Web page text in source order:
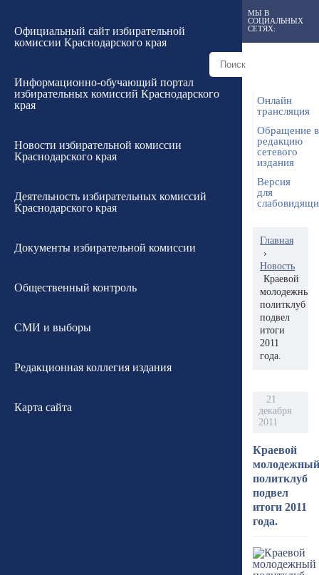
Официальный сайт избирательной
комиссии Краснодарского края
Информационно-обучающий портал
избирательных комиссий Краснодарского
края
Новости избирательной комиссии
Краснодарского края
Деятельность избирательных комиссий
Краснодарского края
Документы избирательной комиссии
Общественный контроль
СМИ и выборы
Редакционная коллегия издания
Карта сайта
МЫ В
СОЦИАЛЬНЫХ
СЕТЯХ:
Онлайн
трансляция
Обращение в
редакцию
сетевого
издания
Версия
для
Главная
›
Новость
Краевой
молодежный
политклуб
подвел
итоги
2011
года.
21
декабря
2011
Краевой
молодежный
политклуб
подвел
итоги 2011
года.